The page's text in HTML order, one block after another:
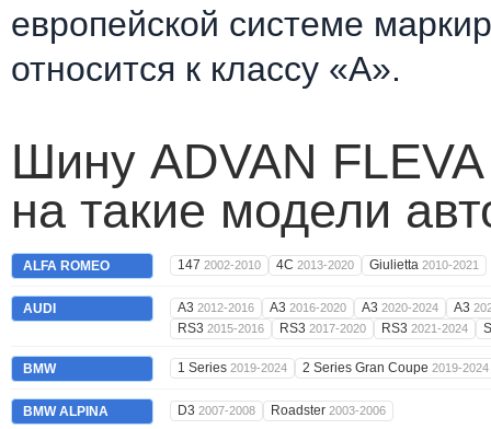
европейской системе
относится к классу «А».
Шину ADVAN
на такие модели
ALFA ROMEO 147 2002-2010 4C 2013-2020 Giulietta 2010-2021
AUDI A3 2012-2016 A3 2016-2020 A3 2020-2024 A3
RS3 2015-2016 RS3 2017-2020 RS3 2021-2024
BMW 1 Series 2019-2024 2 Series Gran Coupe 2019-2024
BMW ALPINA D3 2007-2008 Roadster 2003-2006